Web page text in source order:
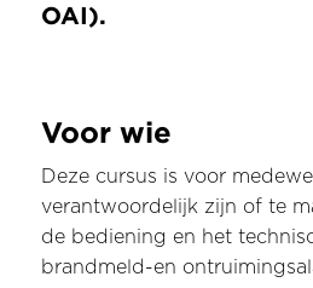
OAI).
Voor wie
Deze cursus is voor
verantwoordelijk zijn of te
de bediening en het
brandmeld-en